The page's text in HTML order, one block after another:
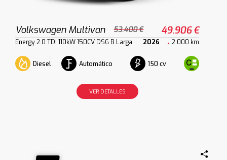
Volkswagen Multivan 53.400 € 49.906 €
Energy 2.0 TDI 110kW 150CV DSG B.Larga 2026 2.000 km
Diesel Automático 150 cv
VER DETALLES